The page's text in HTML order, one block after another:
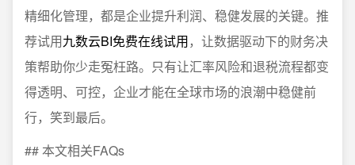
精细化管理，都是企业提升利润、稳健发展的关键。推
荐试用九数云BI免费在线试用，让数据驱动下的财务决
策帮助你少走冤枉路。只有让汇率风险和退税流程都变
得透明、可控，企业才能在全球市场的浪潮中稳健前
行，笑到最后。
## 本文相关FAQs